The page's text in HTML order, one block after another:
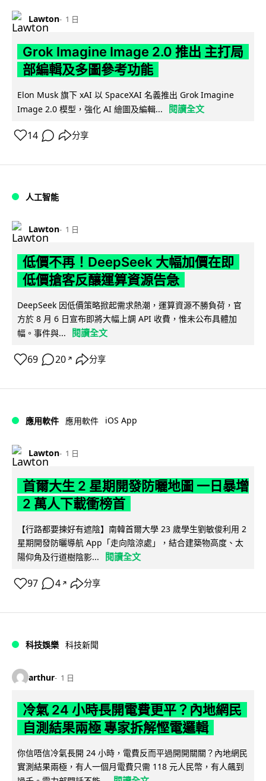
Lawton 1 日
Grok Imagine Image 2.0 推出 主打局
部編輯及多圖參考功能
Elon Musk 旗下 xAI 以 SpaceXAI 名義推出 Grok Imagine
Image 2.0 模型，強化 AI 繪圖及編輯...
閱讀全文
14 分享
人工智能
Lawton 1 日
低價不再！DeepSeek 大幅加價在即
低價搶客反釀運算資源告急
DeepSeek 因低價策略掀起需求熱潮，運算資源不勝負荷，官
方於 8 月 6 日宣布即將大幅上調 API 收費，惟未公布具體加
幅。事件與...
閱讀全文
69 20 ↗ 分享
應用軟件 應用軟件 iOS App
Lawton 1 日
首爾大生 2 星期開發防曬地圖 一日暴增
2 萬人下載衝榜首
【行路都要揀好有遮陰】南韓首爾大學 23 歲學生劉敏俊利用 2
星期開發防曬導航 App「走向陰涼處」，結合建築物高度、太
陽仰角及行道樹陰影...
閱讀全文
97 4 ↗ 分享
科技娛樂 科技新聞
arthur 1 日
冷氣 24 小時長開電費更平？內地網民
自測結果兩極 專家拆解慳電邏輯
你信唔信冷氣長開 24 小時，電費反而平過開開關關？內地網民
實測結果兩極，有人一個月電費只需 118 元人民幣，有人飆到